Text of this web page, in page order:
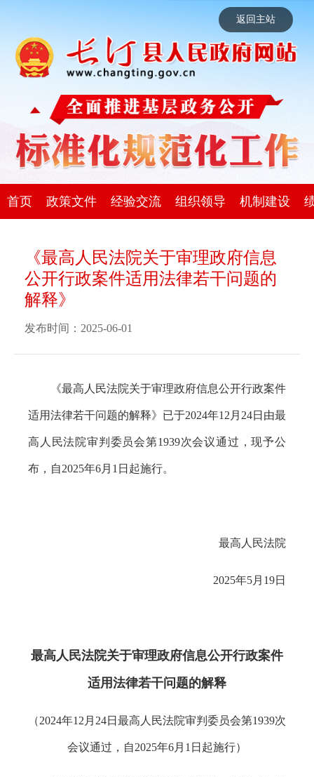
返回主站
首页 政策文件 经验交流 组织领导 机制建设
《最高人民法院关于审理政府信息
公开行政案件适用法律若干问题的
解释》
发布时间：2025-06-01
《最高人民法院关于审理政府信息公开行政案件
适用法律若干问题的解释》已于2024年12月24日由最
高人民法院审判委员会第1939次会议通过，现予公
布，自2025年6月1日起施行。
最高人民法院
2025年5月19日
最高人民法院关于审理政府信息公开行政案件
适用法律若干问题的解释
（2024年12月24日最高人民法院审判委员会第1939次
会议通过，自2025年6月1日起施行）